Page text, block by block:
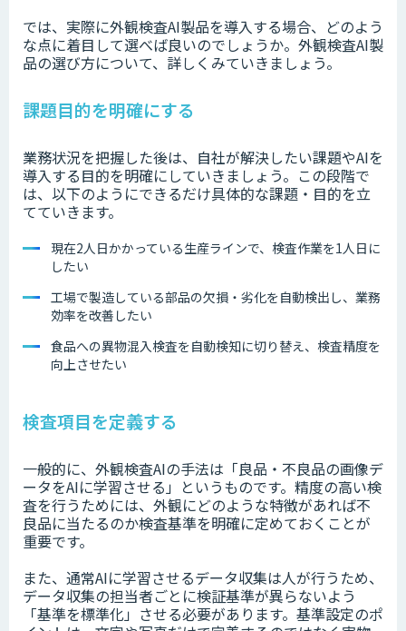
では、実際に外観検査AI製品を導入する場合、どのよう
な点に着目して選べば良いのでしょうか。外観検査AI製
品の選び方について、詳しくみていきましょう。
課題目的を明確にする
業務状況を把握した後は、自社が解決したい課題やAIを
導入する目的を明確にしていきましょう。この段階で
は、以下のようにできるだけ具体的な課題・目的を立
てていきます。
現在2人日かかっている生産ラインで、検査作業を1人日に
したい
工場で製造している部品の欠損・劣化を自動検出し、業務
効率を改善したい
食品への異物混入検査を自動検知に切り替え、検査精度を
向上させたい
検査項目を定義する
一般的に、外観検査AIの手法は「良品・不良品の画像デ
ータをAIに学習させる」というものです。精度の高い検
査を行うためには、外観にどのような特徴があれば不
良品に当たるのか検査基準を明確に定めておくことが
重要です。
また、通常AIに学習させるデータ収集は人が行うため、
データ収集の担当者ごとに検証基準が異らないよう
「基準を標準化」させる必要があります。基準設定のポ